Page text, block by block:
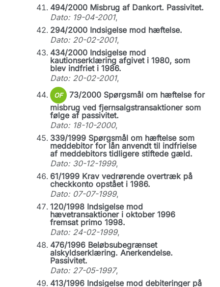
494/2000 Misbrug af Dankort. Passivitet.
Dato: 19-04-2001,
294/2000 Indsigelse mod hæftelse.
Dato: 20-02-2001,
434/2000 Indsigelse mod
kautionserklæring afgivet i 1980, som
blev indfriet i 1986.
Dato: 20-02-2001,
OF
73/2000 Spørgsmål om hæftelse for
misbrug ved fjernsalgstransaktioner som
følge af passivitet.
Dato: 18-10-2000,
339/1999 Spørgsmål om hæftelse som
meddebitor for lån anvendt til indfrielse
af meddebitors tidligere stiftede gæld.
Dato: 30-12-1999,
61/1999 Krav vedrørende overtræk på
checkkonto opstået i 1986.
Dato: 07-07-1999,
120/1998 Indsigelse mod
hævetransaktioner i oktober 1996
fremsat primo 1998.
Dato: 24-02-1999,
476/1996 Beløbsubegrænset
alskyldserklæring. Anerkendelse.
Passivitet.
Dato: 27-05-1997,
413/1996 Indsigelse mod debiteringer på